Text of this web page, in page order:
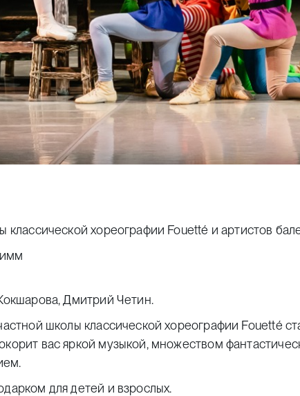
хореографии Fouetté и артистов
Дмитрий Четин.
школы классической хореографии Fouetté
вас яркой музыкой, множеством
для детей и взрослых.